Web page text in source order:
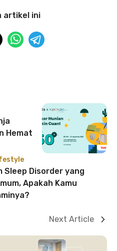
artikel ini
Hemat
Sleep Disorder yang
Apakah Kamu
Next Article